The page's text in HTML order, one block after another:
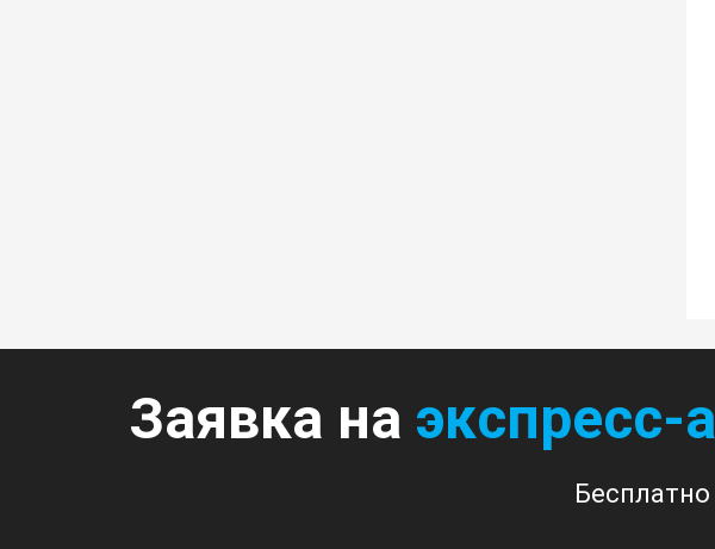
Заявка на экспресс-